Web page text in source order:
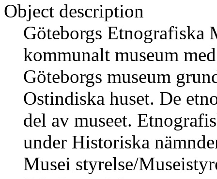
Object description
Göteborgs Etnografiska
kommunalt museum
Göteborgs museum
Ostindiska huset. De
del av museet.
under Historiska
Musei styrelse/